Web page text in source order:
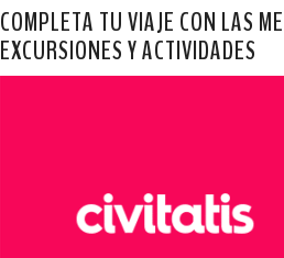
COMPLETA TU VIAJE CON LAS
EXCURSIONES Y ACTIVIDADES